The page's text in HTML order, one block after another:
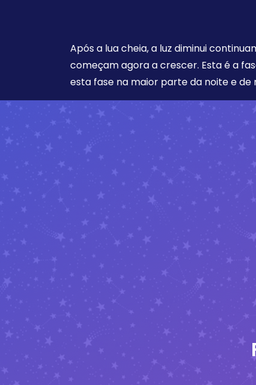
Após a lua cheia, a luz diminui
começam agora a crescer. Esta é a
esta fase na maior parte da noite e de